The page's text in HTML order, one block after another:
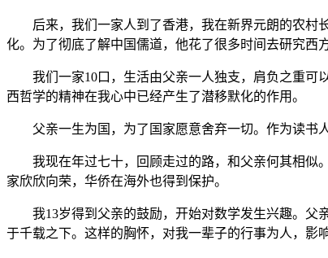
后来，我们一家人到了香港，我在新界元朗的农村长
化。为了彻底了解中国儒道，他花了很多时间去研究西
我们一家10口，生活由父亲一人独支，肩负之重可以
西哲学的精神在我心中已经产生了潜移默化的作用。
父亲一生为国，为了国家愿意舍弃一切。作为读书人
我现在年过七十，回顾走过的路，和父亲何其相似。
家欣欣向荣，华侨在海外也得到保护。
我13岁得到父亲的鼓励，开始对数学发生兴趣。父亲
于千载之下。这样的胸怀，对我一辈子的行事为人，影响